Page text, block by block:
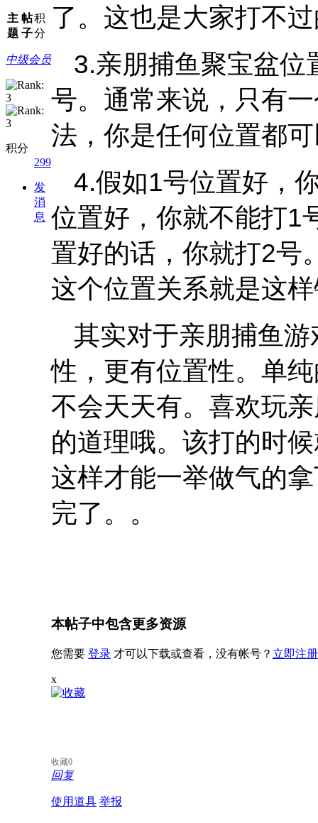
主
题
帖
子
积
分
中级会员
积分
299
发
消
息
了。这也是大家打不
3.亲朋捕鱼聚宝盆位
号。通常来说，只有
法，你是任何位置都
4.假如1号位置好，
位置好，你就不能打1
置好的话，你就打2号
这个位置关系就是这
其实对于亲朋捕鱼
性，更有位置性。单
不会天天有。喜欢玩
的道理哦。该打的时
这样才能一举做气的
完了。。
本帖子中包含更多资源
您需要 登录 才可以下载或查看，没有帐号？ 立即注册
x
收藏0
回复
使用道具 举报